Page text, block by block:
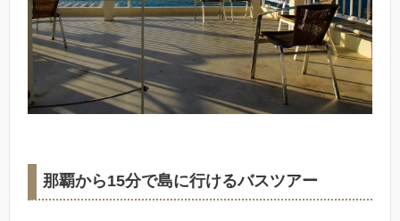
那覇から15分で島に行けるバスツアー